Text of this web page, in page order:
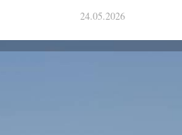
24.05.2026